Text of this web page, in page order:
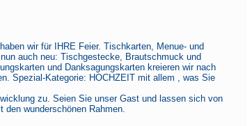
wir für IHRE Feier. Tischkarten, Menue- und
auch neu: Tischgestecke, Brautschmuck und
und Danksagungskarten kreieren wir nach
Spezial-Kategorie: HOCHZEIT mit allem , was Sie
zu. Seien Sie unser Gast und lassen sich von
wunderschönen Rahmen.